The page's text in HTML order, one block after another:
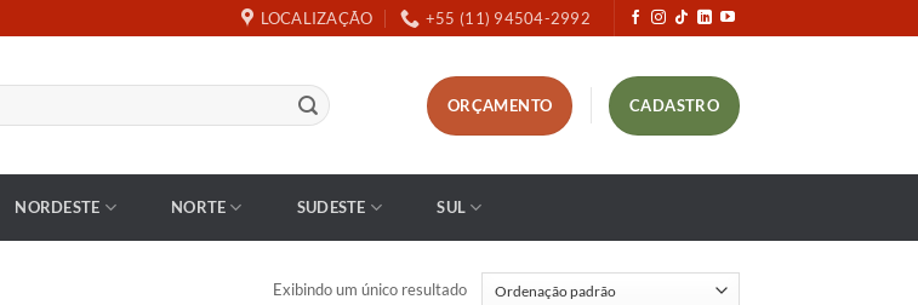
LOCALIZAÇÃO +55 (11) 94504-2992
ORÇAMENTO CADASTRO
NORDESTE NORTE SUDESTE SUL
Exibindo um único resultado